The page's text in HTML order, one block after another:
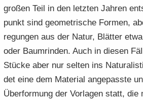
gro­ßen Teil in den letz­ten Jah­ren
punkt sind geo­me­tri­sche For­men,
re­gun­gen aus der Natur, Blät­ter
oder Baum­rin­den. Auch in die­sen
Stü­cke aber nur sel­ten ins
det eine dem Ma­te­ri­al an­ge­pass­te
Über­for­mung der Vor­la­gen statt, die